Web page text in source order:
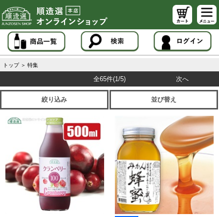
トップ ＞ 特集
全65件(1/5) 次へ
絞り込み 並び替え